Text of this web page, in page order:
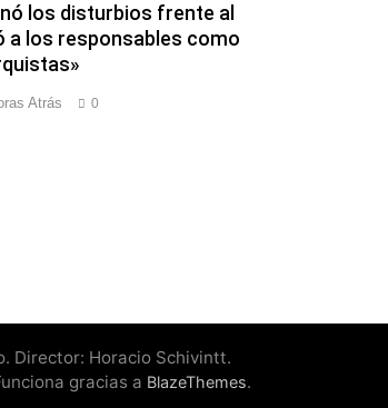
los disturbios frente al
a los responsables como
Atrás 0
Director: Horacio Schivintt.
gracias a BlazeThemes.